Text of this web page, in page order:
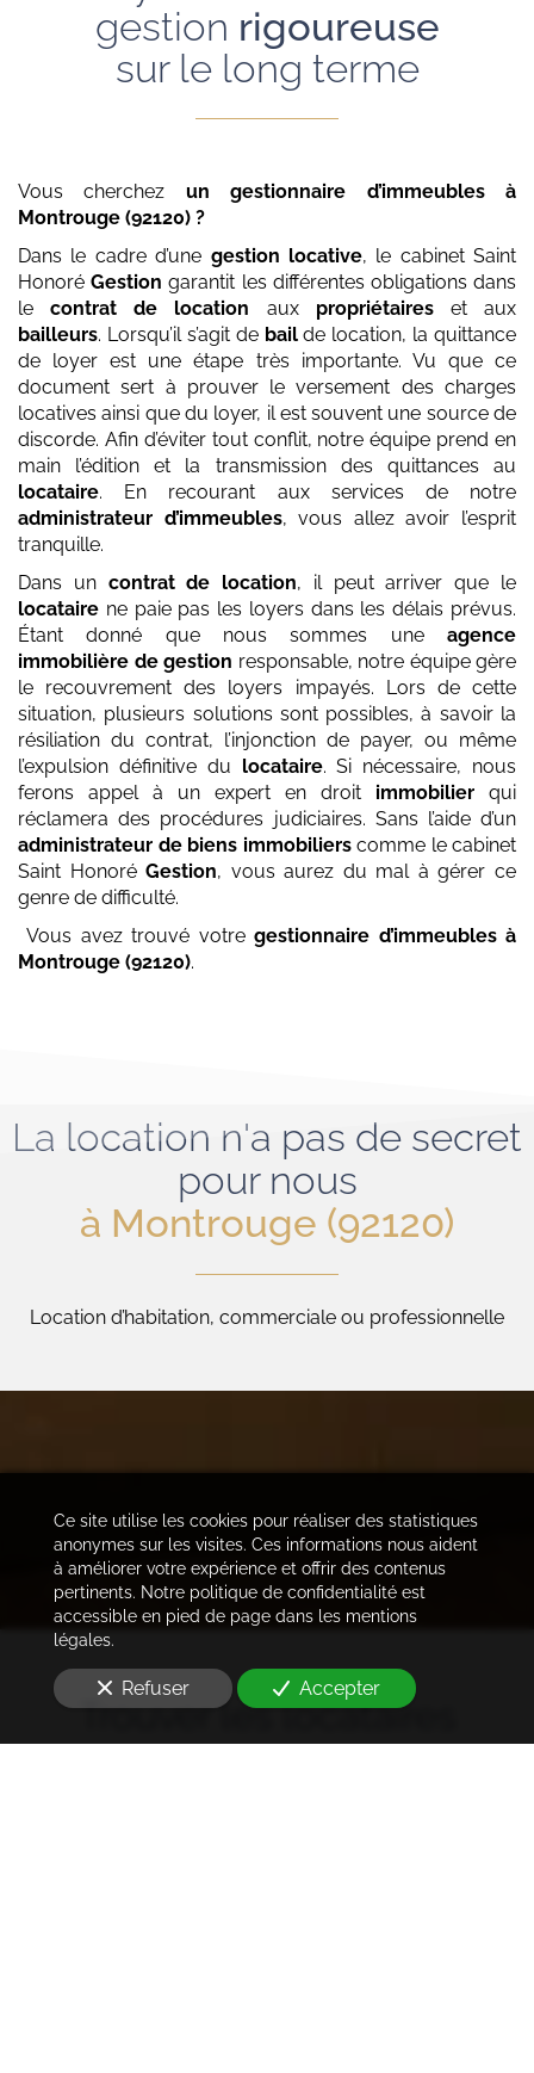
gestion rigoureuse
sur le long terme
Vous cherchez un gestionnaire d’immeubles
à
Montrouge (92120) ?
Dans le cadre d’une gestion locative, le cabinet Saint
HonoréGestion garantit les différentes obligations dans
lecontrat de location aux propriétaireset aux
bailleurs. Lorsqu’il s’agit de bailde location, la quittance
de loyer est une étape très importante. Vu que ce
document sert à prouver le versement des charges
locatives ainsi que du loyer, il est souvent une source de
discorde. Afin d’éviter tout conflit, notre équipe prend en
main l’édition et la transmission des quittances au
locataire. En recourant aux services de notre
administrateur d’immeubles, vous allez avoir l’esprit
tranquille.
Dans un contrat de location, il peut arriver que le
locataire ne paie pas les loyers dans les délais prévus.
Étant donné que nous sommes une agence
immobilière de gestion responsable, notre équipe gère
le recouvrement des loyers impayés. Lors de cette
situation, plusieurs solutions sont possibles, à savoir la
résiliation du contrat, l’injonction de payer, ou même
l’expulsion définitive du locataire. Si nécessaire, nous
ferons appel à un expert en droit immobilier qui
réclamera des procédures judiciaires. Sans l’aide d’un
administrateur de biens immobilierscomme le cabinet
Saint HonoréGestion, vous aurez du mal à gérer ce
genre de difficulté.
Vous avez trouvé votregestionnaire d’immeubles à
Montrouge (92120).
La location n'a pas de secret
pour nous
à Montrouge (92120)
Location d’habitation, commerciale ou professionnelle
Trouver les locataires
idéaux
Ce site utilise les cookies pour réaliser des statistiques
anonymes sur les visites. Ces informations nous aident
à améliorer votre expérience et offrir des contenus
pertinents. Notre politique de confidentialité est
accessible en pied de page dans les mentions
légales.
Refuser Accepter